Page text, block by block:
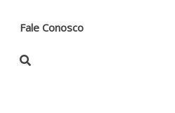
Fale Conosco